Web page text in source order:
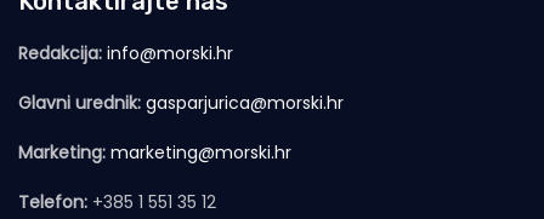
Redakcija: info@morski.hr
Glavni urednik: gasparjurica@morski.hr
Marketing: marketing@morski.hr
Telefon: +385 1 551 35 12